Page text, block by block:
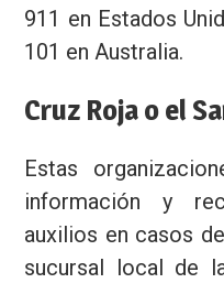
911 en Estados
101 en Australia.
Cruz Roja o el
Estas
información y
auxilios en casos
sucursal local de